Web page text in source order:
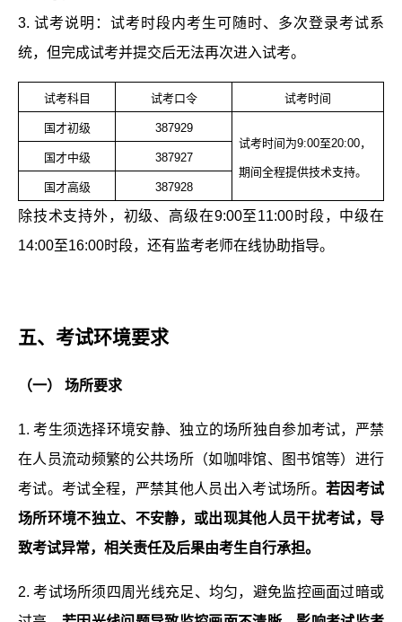
3. 试考说明：试考时段内考生可随时、多次登录考试系
统，但完成试考并提交后无法再次进入试考。
试考科目 试考口令 试考时间
国才初级
387929
试考时间为9:00至20:00，
期间全程提供技术支持。
国才中级 387927
国才高级 387928
除技术支持外，初级、高级在9:00至11:00时段，中级在
14:00至16:00时段，还有监考老师在线协助指导。
五、 考试环境要求
（一） 场所要求
1. 考生须选择环境安静、独立的场所独自参加考试，严禁
在人员流动频繁的公共场所（如咖啡馆、图书馆等）进行
考试。考试全程，严禁其他人员出入考试场所。 若因考试
场所环境不独立、不安静，或出现其他人员干扰考试，导
致考试异常，相关责任及后果由考生自行承担。
2. 考试场所须四周光线充足、均匀，避免监控画面过暗或